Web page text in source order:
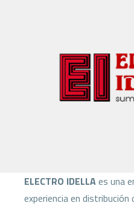
ELECTRO IDELLAes una
experiencia en